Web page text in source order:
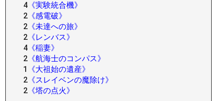
4 《実験統合機》
2 《感電破》
2 《未達への旅》
2 《レンバス》
4 《稲妻》
2 《航海士のコンパス》
1
《大祖始の遺産》
2 《スレイベンの魔除け》
2 《塔の点火》